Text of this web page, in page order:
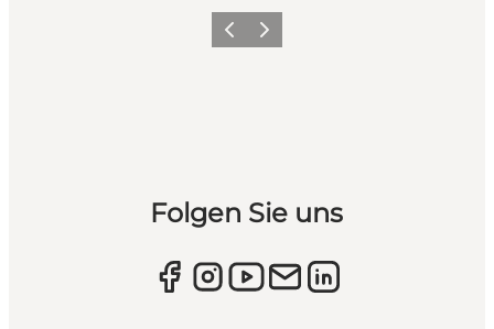
ZurückWeiter
Folgen Sie uns